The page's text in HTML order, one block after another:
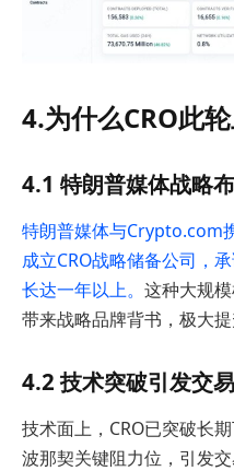
4.为什么CRO此
4.1 特朗普媒体战略
特朗普媒体与Crypto.com
成立CRO战略储备公司，
长达一年以上。 这种大规
带来战略品牌背书，极大
4.2 技术突破引发交
技术面上，CRO已突破长
波那契关键阻力位，引发